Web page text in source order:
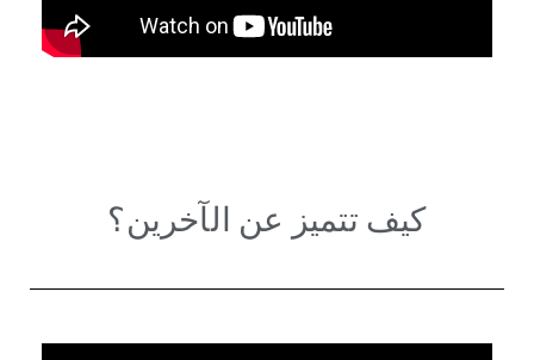
كيف تتميز عن الآخرين؟